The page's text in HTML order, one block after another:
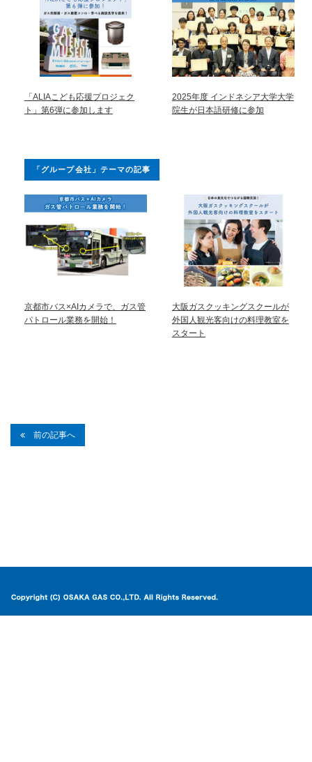
「ALIAこども応援プロジェク
ト」第6弾に参加します
2025年度 インドネシア大学大学
院生が日本語研修に参加
「グループ会社」テーマの記事
京都市バス×AIカメラで、ガス管
パトロール業務を開始！
大阪ガスクッキングスクールが
外国人観光客向けの料理教室を
スタート
前の記事へ